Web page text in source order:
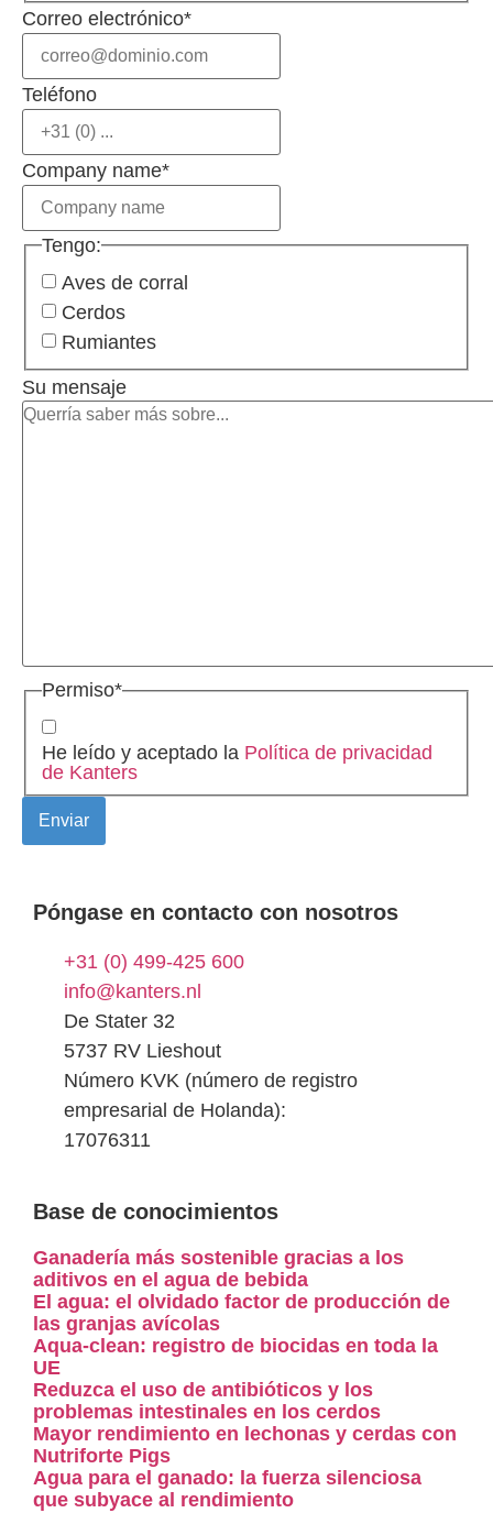
Correo electrónico*
Teléfono
Company name*
Tengo:
Aves de corral
Cerdos
Rumiantes
Su mensaje
Permiso*
He leído y aceptado la Política de privacidad
de Kanters
Póngase en contacto con nosotros
+31 (0) 499-425 600
info@kanters.nl
De Stater 32
5737 RV Lieshout
Número KVK (número de registro
empresarial de Holanda):
17076311
Base de conocimientos
Ganadería más sostenible gracias a los
aditivos en el agua de bebida
El agua: el olvidado factor de producción de
las granjas avícolas
Aqua-clean: registro de biocidas en toda la
UE
Reduzca el uso de antibióticos y los
problemas intestinales en los cerdos
Mayor rendimiento en lechonas y cerdas con
Nutriforte Pigs
Agua para el ganado: la fuerza silenciosa
que subyace al rendimiento